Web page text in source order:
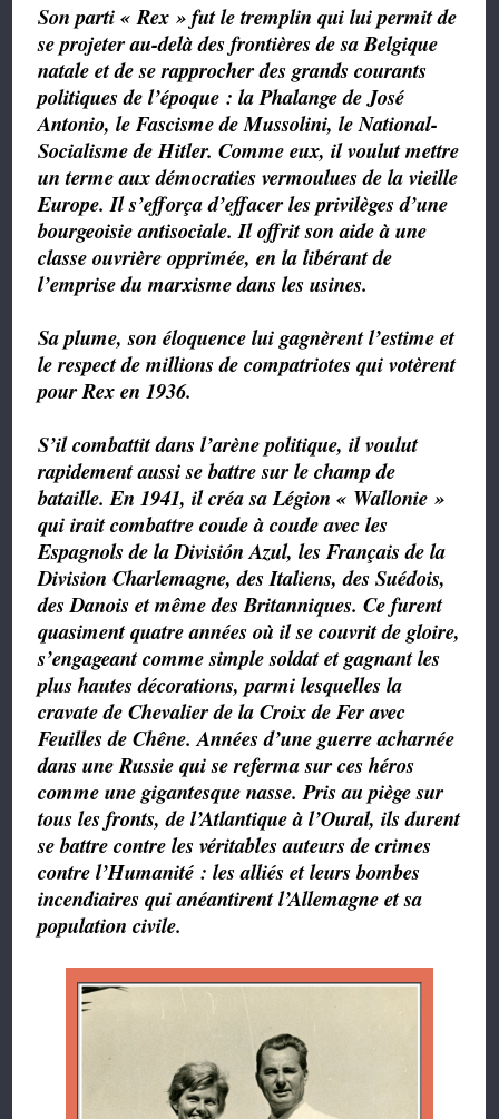
Son parti « Rex » fut le tremplin qui lui permit de
se projeter au-delà des frontières de sa Belgique
natale et de se rapprocher des grands courants
politiques de l’époque : la Phalange de José
Antonio, le Fascisme de Mussolini, le National-
Socialisme de Hitler. Comme eux, il voulut mettre
un terme aux démocraties vermoulues de la vieille
Europe. Il s’efforça d’effacer les privilèges d’une
bourgeoisie antisociale. Il offrit son aide à une
classe ouvrière opprimée, en la libérant de
l’emprise du marxisme dans les usines.
Sa plume, son éloquence lui gagnèrent l’estime et
le respect de millions de compatriotes qui votèrent
pour Rex en 1936.
S’il combattit dans l’arène politique, il voulut
rapidement aussi se battre sur le champ de
bataille. En 1941, il créa sa Légion « Wallonie »
qui irait combattre coude à coude avec les
Espagnols de la División Azul, les Français de la
Division Charlemagne, des Italiens, des Suédois,
des Danois et même des Britanniques. Ce furent
quasiment quatre années où il se couvrit de gloire,
s’engageant comme simple soldat et gagnant les
plus hautes décorations, parmi lesquelles la
cravate de Chevalier de la Croix de Fer avec
Feuilles de Chêne. Années d’une guerre acharnée
dans une Russie qui se referma sur ces héros
comme une gigantesque nasse. Pris au piège sur
tous les fronts, de l’Atlantique à l’Oural, ils durent
se battre contre les véritables auteurs de crimes
contre l’Humanité : les alliés et leurs bombes
incendiaires qui anéantirent l’Allemagne et sa
population civile.